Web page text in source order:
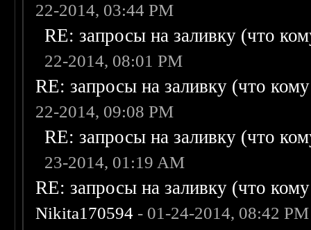
22-2014, 03:44 PM
RE: запросы на заливку (что
22-2014, 08:01 PM
RE: запросы на заливку (что
22-2014, 09:08 PM
RE: запросы на заливку (что
23-2014, 01:19 AM
RE: запросы на заливку (что
Nikita170594 - 01-24-2014, 08:42 PM